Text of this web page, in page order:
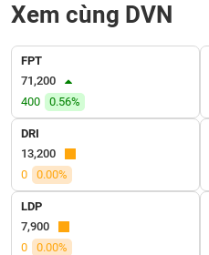
Xem cùng DVN
FPT
71,200
400
0.56%
DRI
13,200
0
0.00%
LDP
7,900
0
0.00%
DỊCH
VỤ
TRUYỀN
ÍCH